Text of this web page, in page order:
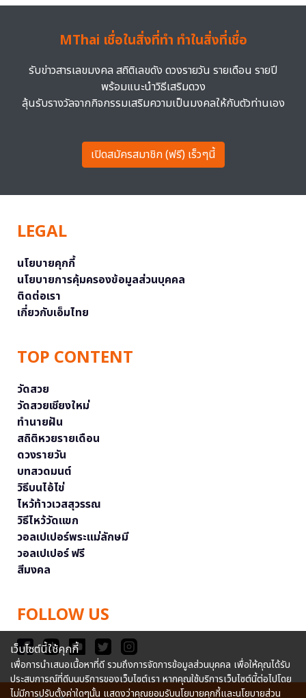
MThai เชื่อในสิ่งที่ทำ ทำในสิ่งที่เชื่อ
รับข่าวสารเลขมงคล สถิติเลขดัง ดวงรายวัน รายเดือน รายปี
พร้อมแนะนำวิธีเสริมดวง
ลุ้นรับรางวัลจากกิจกรรมเสริมความเป็นมงคลให้กับตัวท่านเอง
เปิดสมัครสมาชิก (ฟรี) เร็วๆนี้
LEGAL
นโยบายคุกกี้
นโยบายการคุ้มครองข้อมูลส่วนบุคคล
ติดต่อเรา
เกี่ยวกับเอ็มไทย
TOP CONTENT
วัดสวย
วัดสวยเชียงใหม่
ทำนายฝัน
สถิติหวยรายเดือน
ดวงรายวัน
บทสวดมนต์
วิธีบนไอ้ไข่
ไหว้ท้าวเวสสุวรรณ
วิธีไหว้วัดแขก
วอลเปเปอร์พระแม่ลักษมี
วอลเปเปอร์ ฟรี
สีมงคล
FOLLOW US
เว็บไซต์นี้ใช้คุกกี้
เพื่อการนำเสนอเนื้อหาที่ดี รวมถึงการจัดการข้อมูลส่วนบุคคล เพื่อให้คุณได้รับ
ประสบการณ์ที่ดีบนบริการของเว็บไซต์เรา หากคุณใช้บริการเว็บไซต์นี้ต่อไปโดย
ไม่มีการปรับตั้งค่าใดๆนั้น แสดงว่าคุณยอมรับนโยบายคุกกี้และนโยบายส่วน